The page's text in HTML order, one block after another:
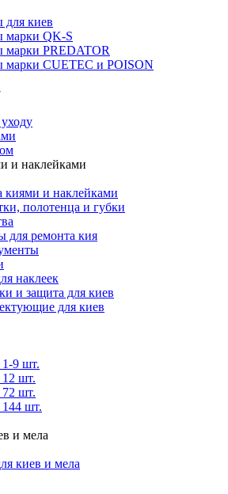
для киев
марки QK-S
марки PREDATOR
марки CUETEC и POISON
и наклейками
киями и наклейками
полотенца и губки
для ремонта кия
наклеек
и защита для киев
для киев
9 шт.
шт.
шт.
шт.
и мела
киев и мела